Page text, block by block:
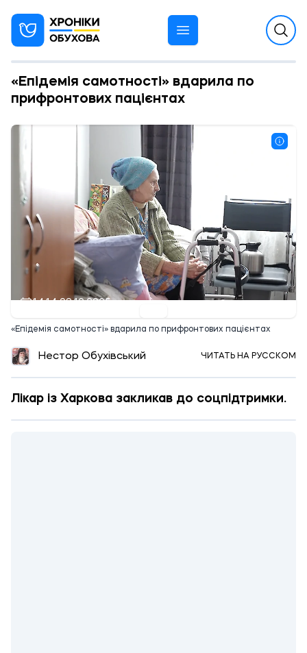
«Епідемія самотності» вдарила по
прифронтових пацієнтах
14:14 08.10.2025
«Епідемія самотності» вдарила по прифронтових пацієнтах
Нестор Обухівський ЧИТАТЬ НА РУССКОМ
Лікар із Харкова закликав до соцпідтримки.